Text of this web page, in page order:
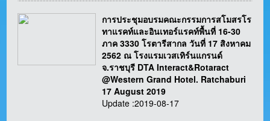
การประชุมอบรมคณะกรรมการสโมสรโร
ทาแรคท์และอินเทอร์แรคท์พื้นที่ 16-30
ภาค 3330 โรตารีสากล วันที่ 17 สิงหาคม
2562 ณ โรงแรมเวสเทิร์นแกรนด์
จ.ราชบุรี DTA Interact&Rotaract
@Western Grand Hotel. Ratchaburi
17 August 2019
Update :2019-08-17